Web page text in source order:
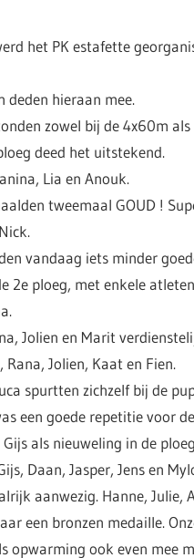
het PK estafette
deden hieraan mee.
zowel bij de 4x60m
deed het uitstekend.
Lia en Anouk.
tweemaal GOUD !
vandaag iets minder
2e ploeg, met enkele
Jolien en Marit
Jolien, Kaat en Fien.
spurtten zichzelf bij de
een goede repetitie voor
als nieuweling in de
Daan, Jasper, Jens en
aanwezig. Hanne, Julie,
een bronzen medaille.
opwarming ook even mee